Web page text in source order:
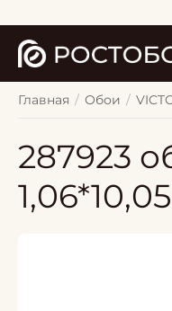
Главная / Обои /
287923